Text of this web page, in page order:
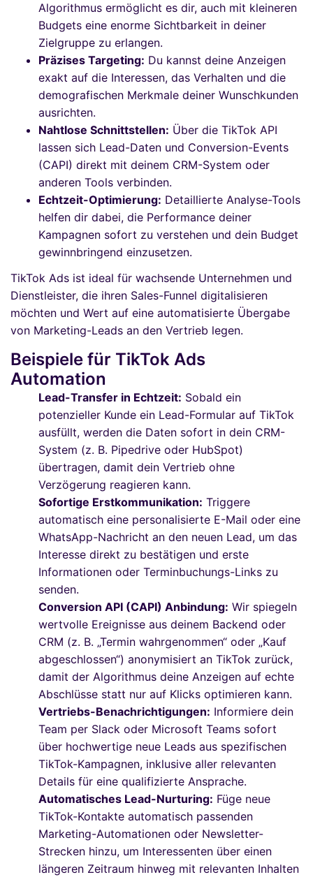
Algorithmus ermöglicht es dir, auch mit kleineren
Budgets eine enorme Sichtbarkeit in deiner
Zielgruppe zu erlangen.
Präzises Targeting: Du kannst deine Anzeigen
exakt auf die Interessen, das Verhalten und die
demografischen Merkmale deiner Wunschkunden
ausrichten.
Nahtlose Schnittstellen: Über die TikTok API
lassen sich Lead-Daten und Conversion-Events
(CAPI) direkt mit deinem CRM-System oder
anderen Tools verbinden.
Echtzeit-Optimierung: Detaillierte Analyse-Tools
helfen dir dabei, die Performance deiner
Kampagnen sofort zu verstehen und dein Budget
gewinnbringend einzusetzen.
TikTok Ads ist ideal für wachsende Unternehmen und
Dienstleister, die ihren Sales-Funnel digitalisieren
möchten und Wert auf eine automatisierte Übergabe
von Marketing-Leads an den Vertrieb legen.
Beispiele für TikTok Ads
Automation
Lead-Transfer in Echtzeit: Sobald ein
potenzieller Kunde ein Lead-Formular auf TikTok
ausfüllt, werden die Daten sofort in dein CRM-
System (z. B. Pipedrive oder HubSpot)
übertragen, damit dein Vertrieb ohne
Verzögerung reagieren kann.
Sofortige Erstkommunikation: Triggere
automatisch eine personalisierte E-Mail oder eine
WhatsApp-Nachricht an den neuen Lead, um das
Interesse direkt zu bestätigen und erste
Informationen oder Terminbuchungs-Links zu
senden.
Conversion API (CAPI) Anbindung: Wir spiegeln
wertvolle Ereignisse aus deinem Backend oder
CRM (z. B. „Termin wahrgenommen“ oder „Kauf
abgeschlossen“) anonymisiert an TikTok zurück,
damit der Algorithmus deine Anzeigen auf echte
Abschlüsse statt nur auf Klicks optimieren kann.
Vertriebs-Benachrichtigungen: Informiere dein
Team per Slack oder Microsoft Teams sofort
über hochwertige neue Leads aus spezifischen
TikTok-Kampagnen, inklusive aller relevanten
Details für eine qualifizierte Ansprache.
Automatisches Lead-Nurturing: Füge neue
TikTok-Kontakte automatisch passenden
Marketing-Automationen oder Newsletter-
Strecken hinzu, um Interessenten über einen
längeren Zeitraum hinweg mit relevanten Inhalten